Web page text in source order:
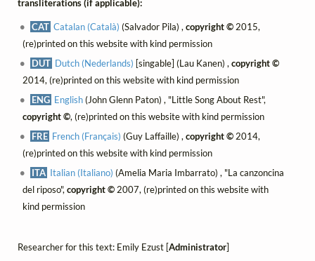
transliterations (if applicable):
CAT Catalan (Català) (Salvador Pila) ,copyright © 2015,
(re)printed on this website with kind permission
DUT Dutch (Nederlands) [singable] (Lau Kanen) ,copyright ©
2014, (re)printed on this website with kind permission
ENG English(John Glenn Paton) , "Little Song About Rest",
copyright ©, (re)printed on this website with kind permission
FRE French (Français) (Guy Laffaille) ,copyright © 2014,
(re)printed on this website with kind permission
ITA Italian (Italiano) (Amelia Maria Imbarrato) , "La canzoncina
del riposo", copyright ©2007, (re)printed on this website with
kind permission
Researcher for this text: Emily Ezust [Administrator]